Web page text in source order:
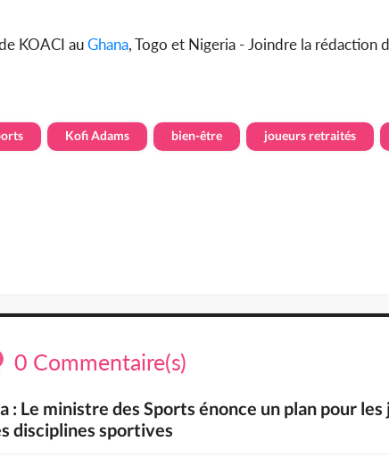
KOACI auGhana, Togo et Nigeria - Joindre la
Kofi Adams bien-être joueurs retraités
0 Commentaire(s)
: Le ministre des Sports énonce un plan pour
disciplines sportives